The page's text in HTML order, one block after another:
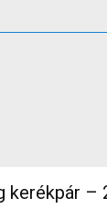
kerékpár